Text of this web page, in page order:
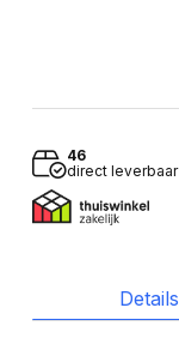
46
direct leverbaar
Details